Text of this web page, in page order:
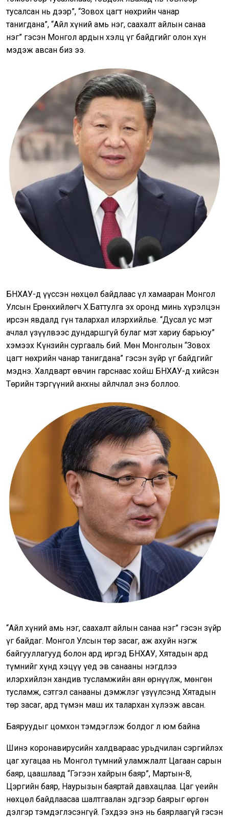
тусалсан нь дээр”, “Зовох цагт нөхрийн чанар
танигдана”, “Айл хүний амь нэг, саахалт айлын санаа
нэг” гэсэн Монгол ардын хэлц үг байдгийг олон хүн
мэдэж авсан биз ээ.
БНХАУ-д үүссэн нөхцөл байдлаас үл хамааран Монгол
Улсын Ерөнхийлөгч Х.Баттулга эх оронд минь хүрэлцэн
ирсэн явдалд гүн талархал илэрхийлье. “Дусал ус мэт
ачлал үзүүлвээс дундаршгүй булаг мэт хариу барьюу”
хэмээх Күнзийн сургааль бий. Мөн Монголын “Зовох
цагт нөхрийн чанар танигдана” гэсэн зүйр үг байдгийг
мэднэ. Халдварт өвчин гарснаас хойш БНХАУ-д хийсэн
Төрийн тэргүүний анхны айлчлал энэ боллоо.
“Айл хүний амь нэг, саахалт айлын санаа нэг” гэсэн зүйр
үг байдаг. Монгол Улсын төр засаг, аж ахуйн нэгж
байгууллагууд болон ард иргэд БНХАУ, Хятадын ард
түмнийг хүнд хэцүү үед эв санааны нэгдлээ
илэрхийлэн хандив тусламжийн аян өрнүүлж, мөнгөн
тусламж, сэтгэл санааны дэмжлэг үзүүлсэнд Хятадын
төр засаг, ард түмэн маш их талархан хүлээж авсан.
Баяруудыг цомхон тэмдэглэж болдог л юм байна
Шинэ коронавирусийн халдвараас урьдчилан сэргийлэх
цаг хугацаа нь Монгол түмний уламжлалт Цагаан сарын
баяр, цаашлаад “Гэгээн хайрын баяр”, Мартын-8,
Цэргийн баяр, Наурызын баяртай давхацлаа. Цаг үеийн
нөхцөл байдлаасаа шалтгаалан эдгээр баярыг өргөн
дэлгэр тэмдэглэсэнгүй. Гэхдээ энэ нь баярлаагүй гэсэн